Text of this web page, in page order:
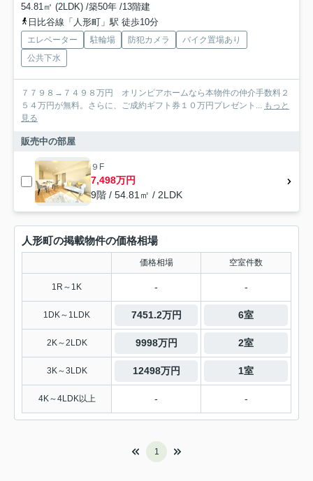
54.81㎡ (2LDK) /築50年 /13階建
日比谷線「人形町」駅 徒歩10分
エレベーター 駐輪場 防犯カメラ
バイク置場あり
公共下水
７７９８→７４９８万円 オリンピアホームなら本物件の仲介手数料２
５４万円が無料。さらに、ご成約ギフト券１０万円プレゼント... もっと
見る
販売中の部屋
９F
7,498万円
9階 / 54.81㎡ / 2LDK
人形町の掲載物件の価格相場
価格相場 空室件数
1R～1K - -
1DK～1LDK 7451.2万円 6室
2K～2LDK 9998万円 2室
3K～3LDK 12498万円 1室
4K～4LDK以上 - -
1